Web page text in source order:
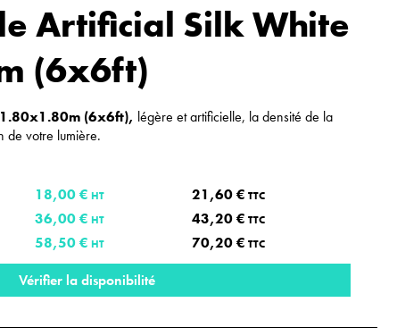
Artificial Silk White
(6x6ft)
(6x6ft), légère et artificielle, la densité de la
de votre lumière.
18,00 € HT 21,60 € TTC
36,00 € HT 43,20 € TTC
58,50 € HT 70,20 € TTC
Vérifier la disponibilité